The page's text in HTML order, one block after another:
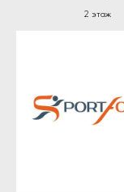
2 этаж